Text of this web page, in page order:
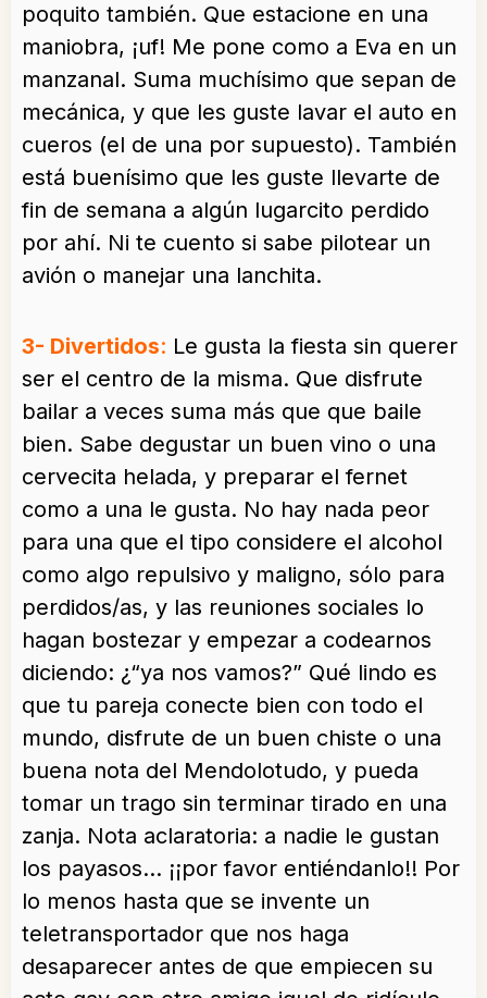
poquito también. Que estacione en una
maniobra, ¡uf! Me pone como a Eva en un
manzanal. Suma muchísimo que sepan de
mecánica, y que les guste lavar el auto en
cueros (el de una por supuesto). También
está buenísimo que les guste llevarte de
fin de semana a algún lugarcito perdido
por ahí. Ni te cuento si sabe pilotear un
avión o manejar una lanchita.
3- Divertidos: Le gusta la fiesta sin querer
ser el centro de la misma. Que disfrute
bailar a veces suma más que que baile
bien. Sabe degustar un buen vino o una
cervecita helada, y preparar el fernet
como a una le gusta. No hay nada peor
para una que el tipo considere el alcohol
como algo repulsivo y maligno, sólo para
perdidos/as, y las reuniones sociales lo
hagan bostezar y empezar a codearnos
diciendo: ¿“ya nos vamos?” Qué lindo es
que tu pareja conecte bien con todo el
mundo, disfrute de un buen chiste o una
buena nota del Mendolotudo, y pueda
tomar un trago sin terminar tirado en una
zanja. Nota aclaratoria: a nadie le gustan
los payasos… ¡¡por favor entiéndanlo!! Por
lo menos hasta que se invente un
teletransportador que nos haga
desaparecer antes de que empiecen su